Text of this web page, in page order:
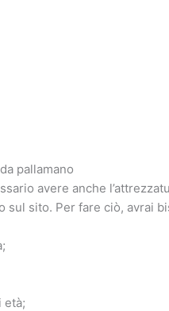
pallamano
avere anche
sito. Per fare ciò, avrai
età;